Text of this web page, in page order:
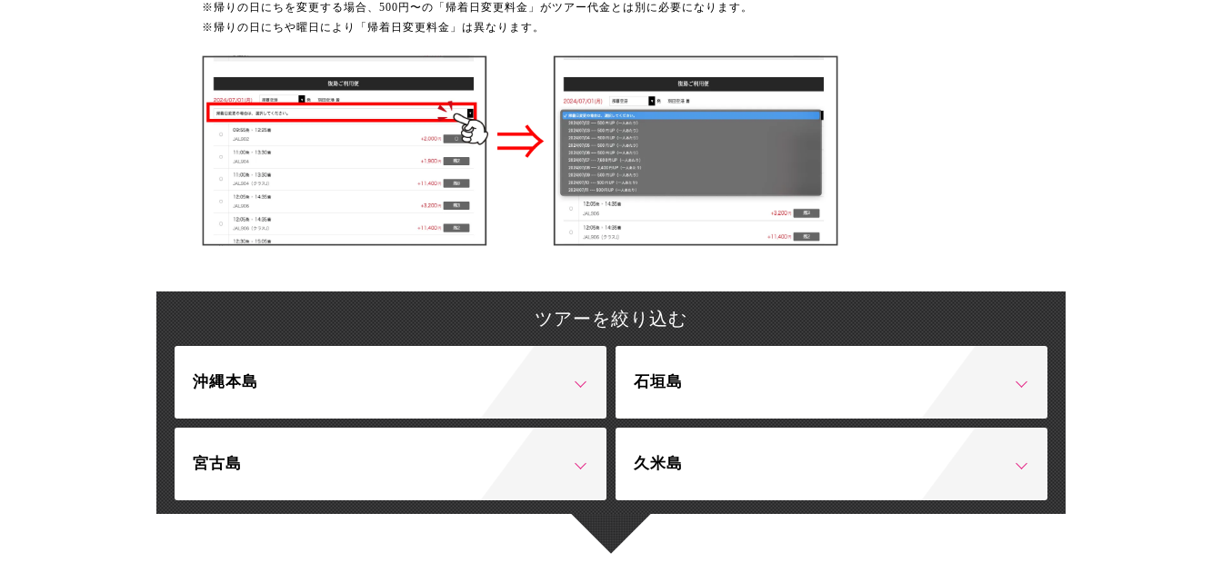
※帰りの日にちを変更する場合、500円〜の「帰着日変更料金」がツアー代金とは別に必要になります。
※帰りの日にちや曜日により「帰着日変更料金」は異なります。
ツアーを絞り込む
沖縄本島 石垣島
宮古島 久米島